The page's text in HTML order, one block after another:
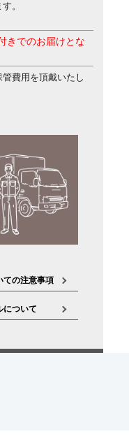
。
きでのお届けとな
費用を頂戴いたし
ての注意事項
について